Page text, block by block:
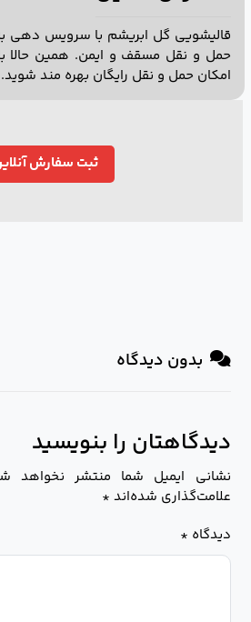
قالیشویی گل ابریشم با سرویس دهی به
حمل و نقل مسقف و ایمن. همین حالا
امکان حمل و نقل رایگان بهره مند شوید.
ثبت سفارش
بدون دیدگاه
دیدگاهتان را بنویسید
نشانی ایمیل شما منتشر نخواهد
علامت‌گذاری شده‌اند *
دیدگاه *